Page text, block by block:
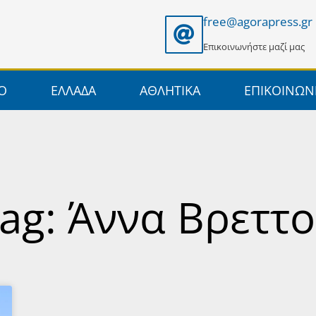
free@agorapress.gr
Επικοινωνήστε μαζί μας
ΕΛΛΑΔΑ ΑΘΛΗΤΙΚΑ
Άννα